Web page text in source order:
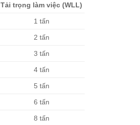
Tải trọng làm việc (WLL)
1 tấn
2 tấn
3 tấn
4 tấn
5 tấn
6 tấn
8 tấn